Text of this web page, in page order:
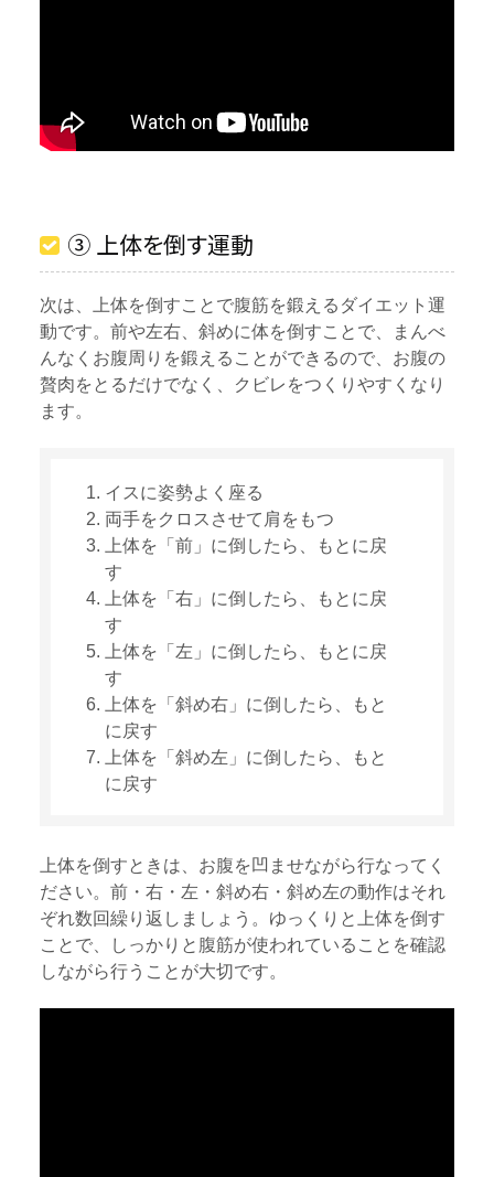
③ 上体を倒す運動
次は、上体を倒すことで腹筋を鍛えるダイエット運
動です。前や左右、斜めに体を倒すことで、まんべ
んなくお腹周りを鍛えることができるので、お腹の
贅肉をとるだけでなく、クビレをつくりやすくなり
ます。
イスに姿勢よく座る
両手をクロスさせて肩をもつ
上体を「前」に倒したら、もとに戻
す
上体を「右」に倒したら、もとに戻
す
上体を「左」に倒したら、もとに戻
す
上体を「斜め右」に倒したら、もと
に戻す
上体を「斜め左」に倒したら、もと
に戻す
上体を倒すときは、お腹を凹ませながら行なってく
ださい。前・右・左・斜め右・斜め左の動作はそれ
ぞれ数回繰り返しましょう。ゆっくりと上体を倒す
ことで、しっかりと腹筋が使われていることを確認
しながら行うことが大切です。